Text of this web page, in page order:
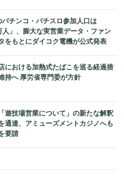
チンコ・パチスロ参加人口は
人」、膨大な実営業データ・ファン
をもとにダイコク電機が公式発表
における加熱式たばこを巡る経過措
持へ 厚労省専門委が方針
遊技場営業について」の新たな解釈
通達、アミューズメントカジノへも
要請